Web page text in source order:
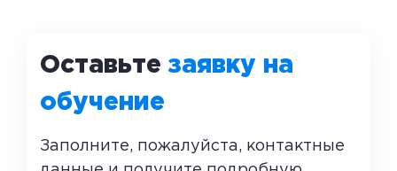
Оставьтезаявку на
обучение
Заполните, пожалуйста, контактные